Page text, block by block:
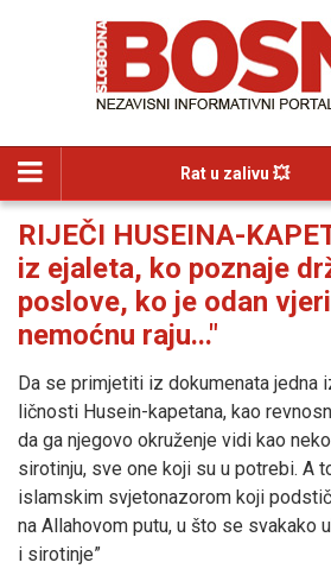
Rat u zalivu 💥
RIJEČI HUSEINA-
iz ejaleta, ko poznaje
poslove, ko je odan
nemoćnu raju..."
Da se primjetiti iz dokumenata jedna
ličnosti Husein-kapetana, kao
da ga njegovo okruženje vidi kao
sirotinju, sve one koji su u potrebi. A
islamskim svjetonazorom koji
na Allahovom putu, u što se svakako
i sirotinje”